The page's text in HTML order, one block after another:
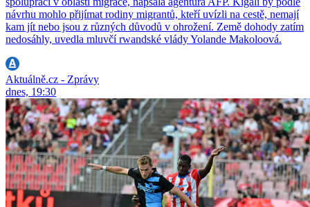
návrhu mohlo přijímat rodiny migrantů, kteří uvízli na cestě, nemají
kam jít nebo jsou z různých důvodů v ohrožení. Země dohody zatím
nedosáhly, uvedla mluvčí rwandské vlády Yolande Makoloová.
Aktuálně.cz - Zprávy
dnes, 19:30